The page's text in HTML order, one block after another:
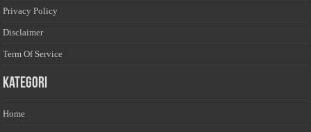
Privacy Policy
Disclaimer
Term Of Service
Kategori
Home